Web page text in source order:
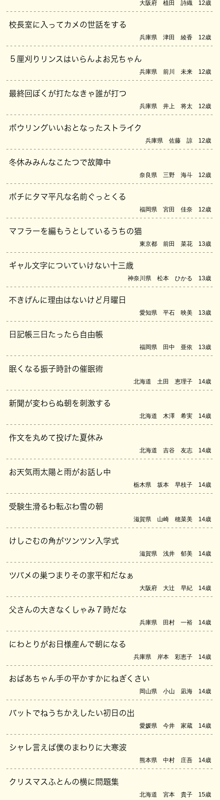
大阪府 植田 詩織 12歳
校長室に入ってカメの世話をする
兵庫県 津田 綾香 12歳
５厘刈りリンスはいらんよお兄ちゃん
兵庫県 前川 未来 12歳
最終回ぼくが打たなきゃ誰が打つ
兵庫県 井上 将太 12歳
ボウリングいいおとなったストライク
兵庫県 佐藤 諒 12歳
冬休みみんなこたつで故障中
奈良県 三野 海斗 12歳
ポチにタマ平凡な名前ぐっとくる
福岡県 宮田 佳奈 12歳
マフラーを編もうとしているうちの猫
東京都 前田 菜花 13歳
ギャル文字についていけない十三歳
神奈川県 松本 ひかる 13歳
不きげんに理由はないけど月曜日
愛知県 平石 映美 13歳
日記帳三日たったら自由帳
福岡県 田中 亜依 13歳
眠くなる振子時計の催眠術
北海道 土田 恵理子 14歳
新聞が変わらぬ朝を刺激する
北海道 木澤 希実 14歳
作文を丸めて投げた夏休み
北海道 吉谷 友志 14歳
お天気雨太陽と雨がお話し中
栃木県 坂本 早枝子 14歳
受験生滑るわ転ぶわ雪の朝
滋賀県 山崎 穂菜美 14歳
けしごむの角がツンツン入学式
滋賀県 浅井 郁美 14歳
ツバメの巣つまりその家平和だなぁ
大阪府 大辻 早紀 14歳
父さんの大きなくしゃみ７時だな
兵庫県 田村 一裕 14歳
にわとりがお日様産んで朝になる
兵庫県 岸本 彩恵子 14歳
おばあちゃん手の平かすかにねぎくさい
岡山県 小山 凪海 14歳
バットでねうちかえしたい初日の出
愛媛県 今井 家蔵 14歳
シャレ言えば僕のまわりに大寒波
熊本県 中村 庄吾 14歳
クリスマスふとんの横に問題集
北海道 宮本 貴子 15歳